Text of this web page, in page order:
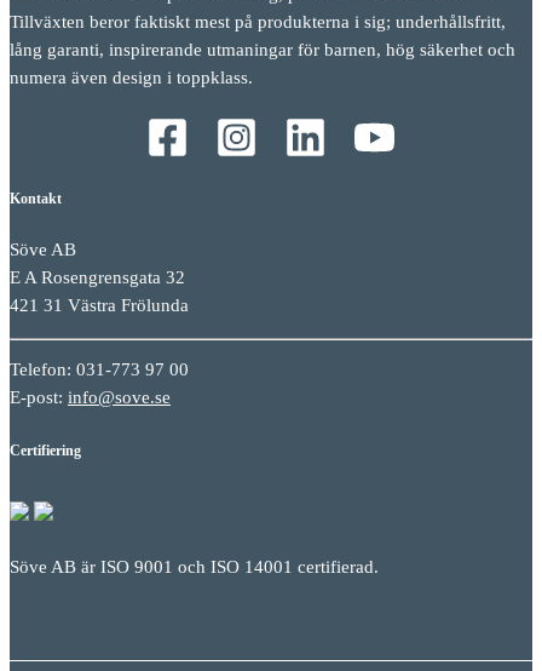
Tillväxten beror faktiskt mest på produkterna i sig; underhållsfritt,
lång garanti, inspirerande utmaningar för barnen, hög säkerhet och
numera även design i toppklass.
Kontakt
Söve AB
E A Rosengrensgata 32
421 31 Västra Frölunda
Telefon: 031-773 97 00
E-post: info@sove.se
Certifiering
Söve AB är ISO 9001 och ISO 14001 certifierad.